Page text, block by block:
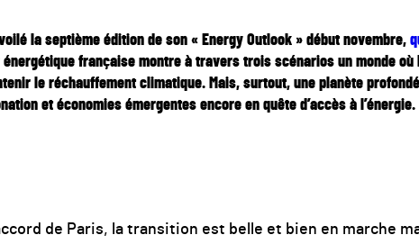
la septième édition de son « Energy Outlook » début novembre,
française montre à travers trois scénarios un monde
le réchauffement climatique. Mais, surtout, une planète
et économies émergentes encore en quête d’accès à l’énergie.
de Paris, la transition est belle et bien en marche